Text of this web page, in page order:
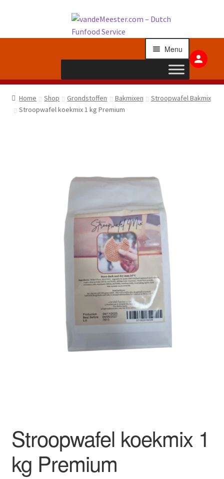
Menu
uitvouwen
Overig
Academy
Home Shop Grondstoffen Bakmixen
Stroopwafel Bakmix
Stroopwafel koekmix 1 kg Premium
Stroopwafel koekmix 1
kg Premium